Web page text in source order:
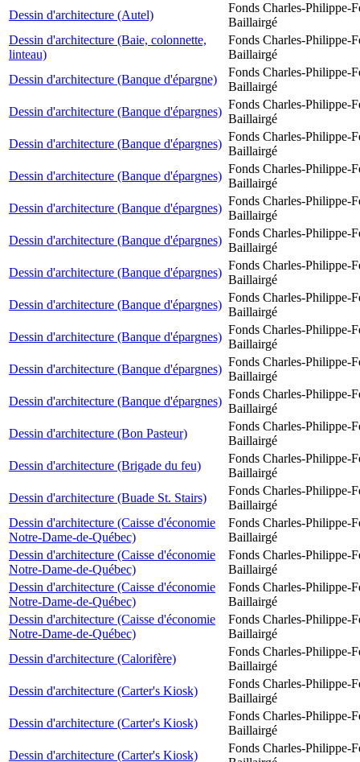
Dessin d'architecture (Autel)
Fonds Charles-Philippe-
Baillairgé
Dessin d'architecture (Baie, colonnette,
linteau)
Fonds Charles-Philippe-
Baillairgé
Dessin d'architecture (Banque d'épargne)
Fonds Charles-Philippe-
Baillairgé
Dessin d'architecture (Banque d'épargnes)
Fonds Charles-Philippe-
Baillairgé
Dessin d'architecture (Banque d'épargnes)
Fonds Charles-Philippe-
Baillairgé
Dessin d'architecture (Banque d'épargnes)
Fonds Charles-Philippe-
Baillairgé
Dessin d'architecture (Banque d'épargnes)
Fonds Charles-Philippe-
Baillairgé
Dessin d'architecture (Banque d'épargnes)
Fonds Charles-Philippe-
Baillairgé
Dessin d'architecture (Banque d'épargnes)
Fonds Charles-Philippe-
Baillairgé
Dessin d'architecture (Banque d'épargnes)
Fonds Charles-Philippe-
Baillairgé
Dessin d'architecture (Banque d'épargnes)
Fonds Charles-Philippe-
Baillairgé
Dessin d'architecture (Banque d'épargnes)
Fonds Charles-Philippe-
Baillairgé
Dessin d'architecture (Banque d'épargnes)
Fonds Charles-Philippe-
Baillairgé
Dessin d'architecture (Bon Pasteur)
Fonds Charles-Philippe-
Baillairgé
Dessin d'architecture (Brigade du feu)
Fonds Charles-Philippe-
Baillairgé
Dessin d'architecture (Buade St. Stairs)
Fonds Charles-Philippe-
Baillairgé
Dessin d'architecture (Caisse d'économie
Notre-Dame-de-Québec)
Fonds Charles-Philippe-
Baillairgé
Dessin d'architecture (Caisse d'économie
Notre-Dame-de-Québec)
Fonds Charles-Philippe-
Baillairgé
Dessin d'architecture (Caisse d'économie
Notre-Dame-de-Québec)
Fonds Charles-Philippe-
Baillairgé
Dessin d'architecture (Caisse d'économie
Notre-Dame-de-Québec)
Fonds Charles-Philippe-
Baillairgé
Dessin d'architecture (Calorifère)
Fonds Charles-Philippe-
Baillairgé
Dessin d'architecture (Carter's Kiosk)
Fonds Charles-Philippe-
Baillairgé
Dessin d'architecture (Carter's Kiosk)
Fonds Charles-Philippe-
Baillairgé
Dessin d'architecture (Carter's Kiosk)
Fonds Charles-Philippe-